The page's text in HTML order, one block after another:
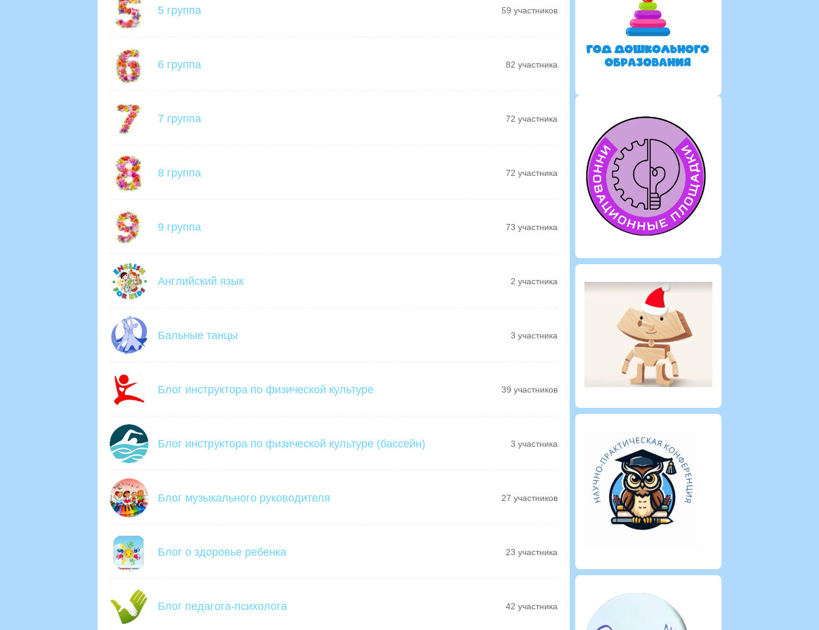
5 группа 59 участников
6 группа 82 участника
7 группа 72 участника
8 группа 72 участника
9 группа 73 участника
Английский язык 2 участника
Бальные танцы 3 участника
Блог инструктора по физической культуре 39 участников
Блог инструктора по физической культуре (бассейн) 3 участника
Блог музыкального руководителя 27 участников
Блог о здоровье ребенка 23 участника
Блог педагога-психолога 42 участника